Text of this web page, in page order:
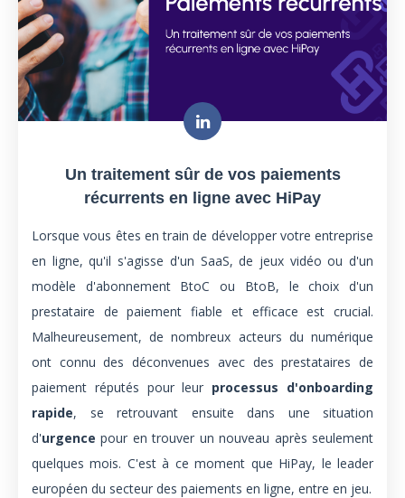
Un traitement sûr de vos paiements
récurrents en ligne avec HiPay
Lorsque vous êtes en train de développer votre entreprise
en ligne, qu'il s'agisse d'un SaaS, de jeux vidéo ou d'un
modèle d'abonnement BtoC ou BtoB, le choix d'un
prestataire de paiement fiable et efficace est crucial.
Malheureusement, de nombreux acteurs du numérique
ont connu des déconvenues avec des prestataires de
paiement réputés pour leur processus d'onboarding
rapide, se retrouvant ensuite dans une situation
d'urgence pour en trouver un nouveau après seulement
quelques mois. C'est à ce moment que HiPay, le leader
européen du secteur des paiements en ligne, entre en jeu.